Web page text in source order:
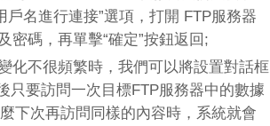
戶名進行連接”選項，打開 FTP服務器
密碼，再單擊“確定”按鈕返回;
不很頻繁時，我們可以將設置對話框
只要訪問一次目標FTP服務器中的數據
下次再訪問同樣的內容時，系統就會